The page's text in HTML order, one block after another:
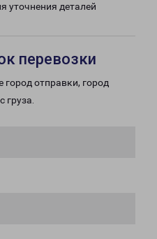
уточнения деталей
перевозки
отправки, город
груза.